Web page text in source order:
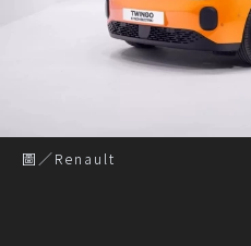
圖／Renault